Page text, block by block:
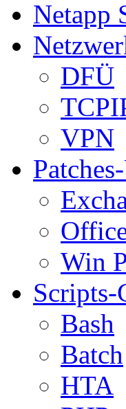
Netapp
DFÜ
VPN
Win
Scripts-
Bash
Batch
HTA